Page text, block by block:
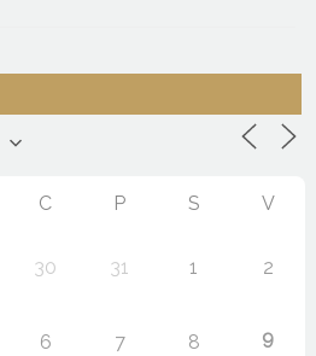
C P S V
30 31 1 2
6 7 8 9